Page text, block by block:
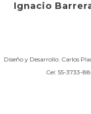
Ignacio
Diseño y Desarrollo: Carlos
Cel: 55-3733-